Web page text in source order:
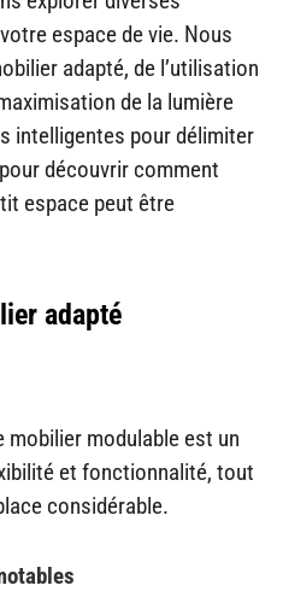
espace de vie. Nous
adapté, de l’utilisation
de la lumière
intelligentes pour délimiter
découvrir comment
espace peut être
adapté
modulable est un
et fonctionnalité, tout
considérable.